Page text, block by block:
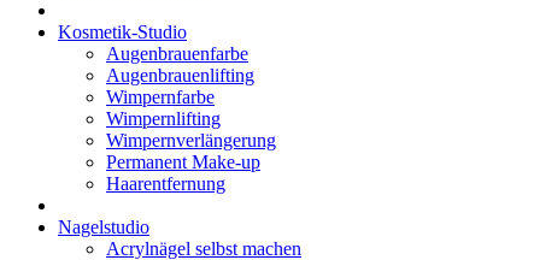
Kosmetik-Studio
Augenbrauenfarbe
Augenbrauenlifting
Wimpernfarbe
Wimpernlifting
Wimpernverlängerung
Permanent Make-up
Haarentfernung
Nagelstudio
Acrylnägel selbst machen